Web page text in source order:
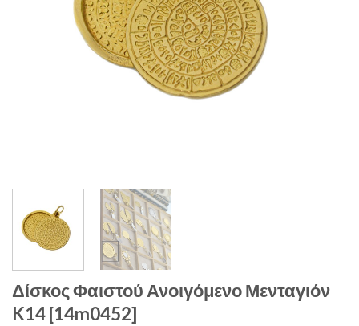
Δίσκος Φαιστού Ανοιγόμενο Μενταγιόν
K14 [14m0452]